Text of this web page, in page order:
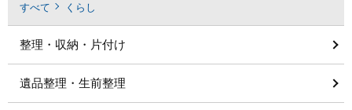
すべて くらし
整理・収納・片付け
遺品整理・生前整理